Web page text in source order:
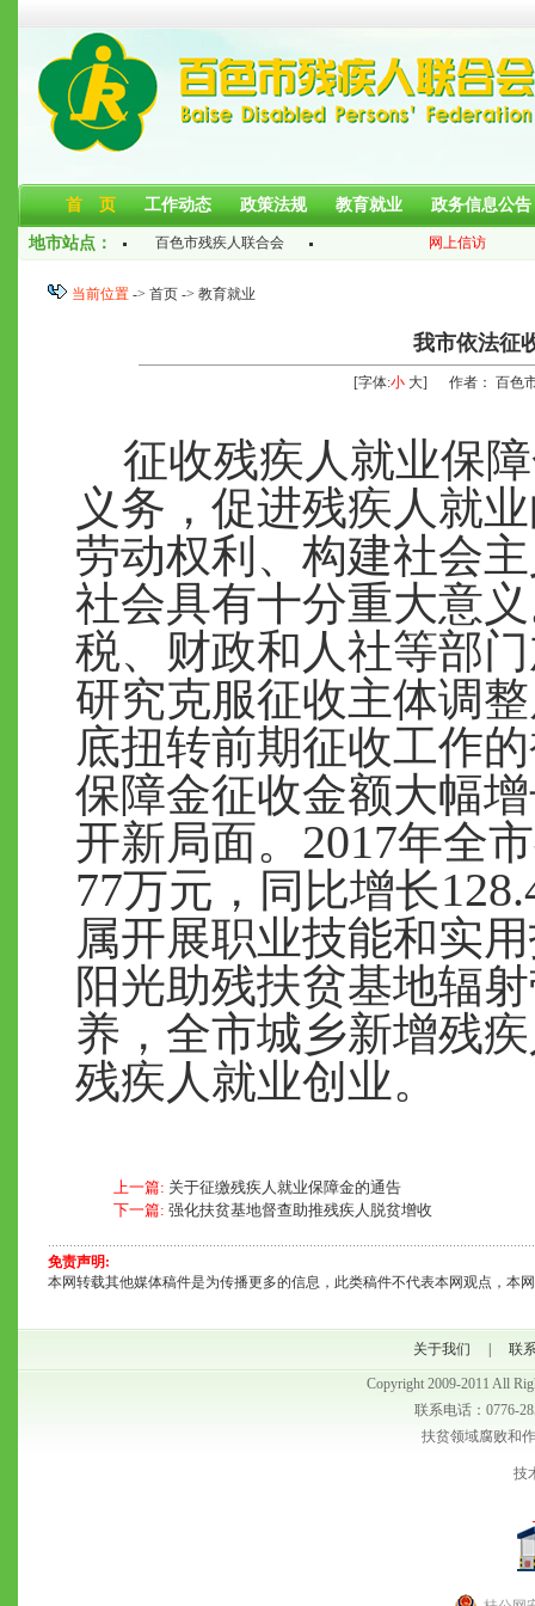
首 页 工作动态 政策法规 教育就业 政务信息公告
地市站点： 百色市残疾人联合会 网上信访
当前位置 -> 首页 -> 教育就业
我市依法征
[字体:小 大] 作者： 百色市
征收残疾人就业保
义务，促进残疾人就
劳动权利、构建社会
社会具有十分重大意
税、财政和人社等部
研究克服征收主体调
底扭转前期征收工作
保障金征收金额大幅
开新局面。 2017年全
77万元，同比增长
属开展职业技能和实
阳光助残扶贫基地辐
养，全市城乡新增残
残疾人就业创业。
上一篇: 关于征缴残疾人就业保障金的通告
下一篇: 强化扶贫基地督查助推残疾人脱贫增收
免责声明:
本网转载其他媒体稿件是为传播更多的信息，此类稿件不代表本网观点，本
关于我们 联
Copyright 2009-2011 All
联系电话：0776-
扶贫领域腐败和
技